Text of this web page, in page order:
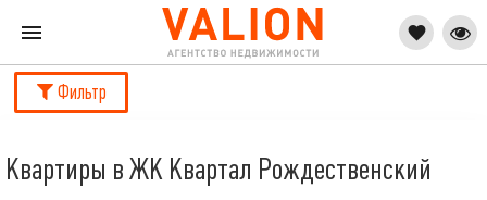
Фильтр
Квартиры в ЖК Квартал Рождественский